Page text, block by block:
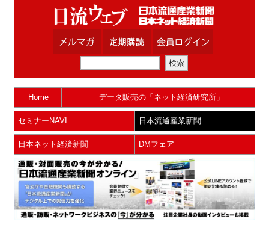
Home データ販売の「ネット経済研究所」
セミナーNAVI 日本流通産業新聞
日本ネット経済新聞 DMフェア